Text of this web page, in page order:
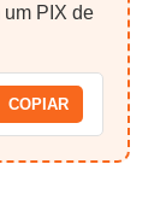
um PIX de
COPIAR